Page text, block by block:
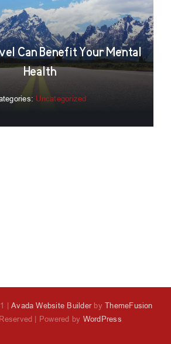
Can Benefit Your Mental
Health
Uncategorized
|Avada Website BuilderbyThemeFusion
| Powered by WordPress